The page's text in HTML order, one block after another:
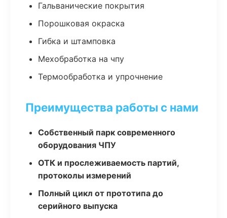
Гальванические покрытия
Порошковая окраска
Гибка и штамповка
Мехобработка на чпу
Термообработка и упрочнение
Преимущества работы с нами
Собственный парк современного
оборудования ЧПУ
ОТК и прослеживаемость партий,
протоколы измерений
Полный цикл от прототипа до
серийного выпуска